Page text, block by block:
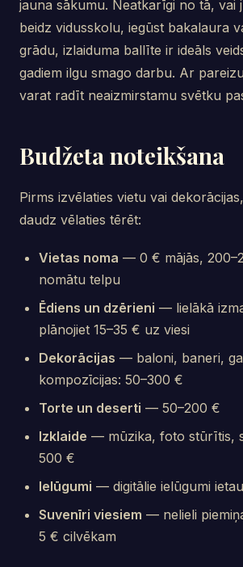
jauna sākumu. Neatkarīgi no tā, vai
beidz vidusskolu, iegūst bakalaura
grādu, izlaiduma ballīte ir ideāls
gadiem ilgu smago darbu. Ar
varat radīt neaizmirstamu svētku
Budžeta noteikšana
Pirms izvēlaties vietu vai
daudz vēlaties tērēt:
Vietas noma — 0 € mājās,
nomātu telpu
Ēdiens un dzērieni — lielākā
plānojiet 15–35 € uz viesi
Dekorācijas — baloni, baneri,
kompozīcijas: 50–300 €
Torte un deserti — 50–200 €
Izklaide — mūzika, foto stūrītis,
500 €
Ielūgumi — digitālie ielūgumi
Suvenīri viesiem — nelieli
5 € cilvēkam